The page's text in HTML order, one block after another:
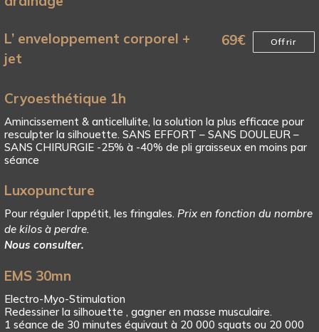
L’ enveloppement corporel +
jet
69€ Offrir
Cryoesthétique 1h
Amincissement & anticellulite, la solution la plus efficace pour
resculpter la silhouette. SANS EFFORT – SANS DOULEUR –
SANS CHIRURGIE -25% à -40% de pli graisseux en moins par
séance
Luxopuncture
Pour réguler l’appétit, les fringales.Prix en fonction du nombre
de kilos à perdre.
Nous consulter.
EMS 30mn
Electro-Myo-Stimulation
Redessiner la silhouette , gagner en masse musculaire.
1 séance de 30 minutes équivaut à 20 000 squats ou 20 000